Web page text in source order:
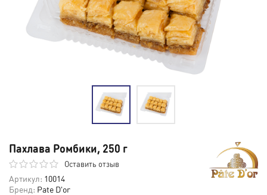
Пахлава Ромбики, 250 г
Оставить отзыв
Артикул: 10014
Бренд: Pate D'or